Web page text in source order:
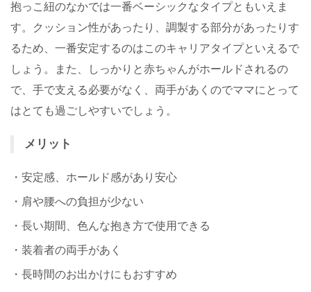
抱っこ紐のなかでは一番ベーシックなタイプともいえま
す。クッション性があったり、調製する部分があったりす
るため、一番安定するのはこのキャリアタイプといえるで
しょう。また、しっかりと赤ちゃんがホールドされるの
で、手で支える必要がなく、両手があくのでママにとって
はとても過ごしやすいでしょう。
メリット
・安定感、ホールド感があり安心
・肩や腰への負担が少ない
・長い期間、色んな抱き方で使用できる
・装着者の両手があく
・長時間のお出かけにもおすすめ